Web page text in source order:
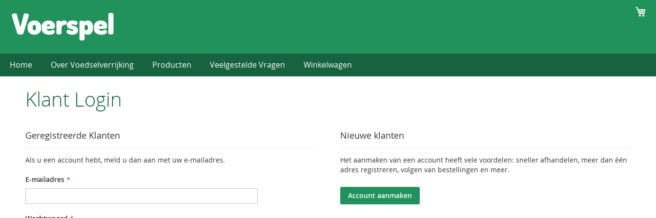
Home Over Voedselverrijking Producten Veelgestelde Vragen Winkelwagen
Klant Login
Geregistreerde Klanten
Als u een account hebt, meld u dan aan met uw e-mailadres.
E-mailadres
Nieuwe klanten
Het aanmaken van een account heeft vele voordelen: sneller afhandelen, meer dan één
adres registreren, volgen van bestellingen en meer.
Account aanmaken